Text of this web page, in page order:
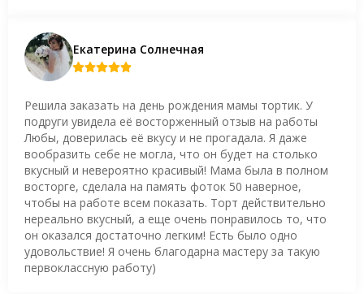
Екатерина Солнечная
Решила заказать на день рождения мамы тортик. У
подруги увидела её восторженный отзыв на работы
Любы, доверилась её вкусу и не прогадала. Я даже
вообразить себе не могла, что он будет на столько
вкусный и невероятно красивый! Мама была в полном
восторге, сделала на память фоток 50 наверное,
чтобы на работе всем показать. Торт действительно
нереально вкусный, а еще очень понравилось то, что
он оказался достаточно легким! Есть было одно
удовольствие! Я очень благодарна мастеру за такую
первоклассную работу)